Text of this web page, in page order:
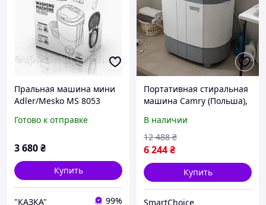
Пральная машина мини
Adler/Mesko MS 8053
Готово к отправке
3 680₴
Купить
"КАЗКА" 99%
Портативная стиральная
машина Camry (Польша),
мини с отжимом,
Стиральная машинка
малютка с отжимом, ZLT
В наличии
6 244₴
12 488 ₴
Купить
SmartChoice